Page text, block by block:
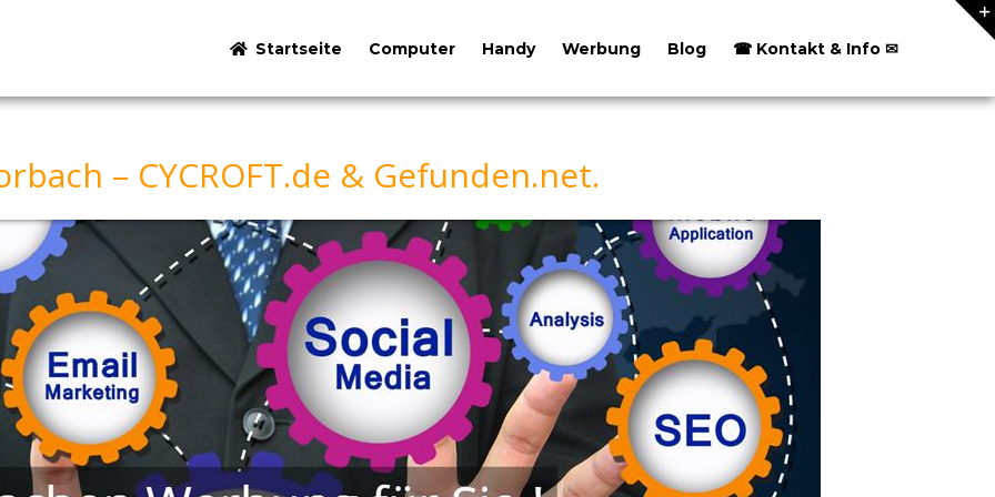
Startseite Computer Handy Werbung Blog ☎ Kontakt & Info ✉
– CYCROFT.de & Gefunden.net.